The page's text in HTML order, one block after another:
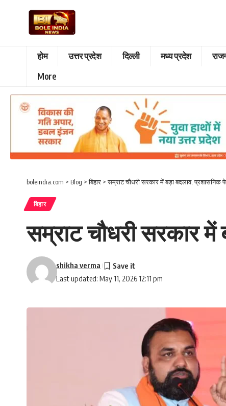
होम उत्तर प्रदेश दिल्ली मध्य प्रदेश
More
boleindia.com > Blog >बिहार >सम्राट चौधरी सरकार में बड़ा बदलाव,
बिहार
सम्राट चौधरी सरकार
Last updated: May 11, 2026 12:11 pm
shikha verma